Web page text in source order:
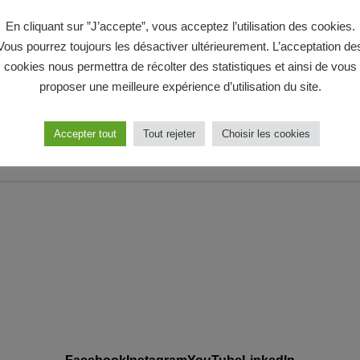
découverte des
se déroule la prise en charge des urgences du
est allé […]
l'article →
En cliquant sur ”J’accepte”, vous acceptez l’utilisation des cookies.
pourrez toujours les désactiver ultérieurement. L’acceptation
cookies nous permettra de récolter des statistiques et ainsi de vous
proposer une meilleure expérience d’utilisation du site.
Accepter tout Tout rejeter Choisir les cookies